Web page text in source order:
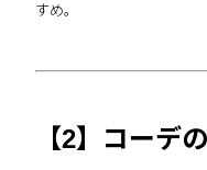
すめ。
【2】コーデ